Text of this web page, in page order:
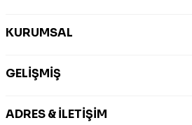
KURUMSAL
GELIŞMIŞ
ADRES & İLETIŞIM